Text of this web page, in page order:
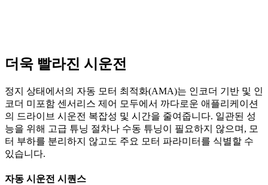
더욱 빨라진 시운전
정지 상태에서의 자동 모터 최적화(AMA)는 인코더 기반 및 인
코더 미포함 센서리스 제어 모두에서 까다로운 애플리케이션
의 드라이브 시운전 복잡성 및 시간을 줄여줍니다. 일관된 성
능을 위해 고급 튜닝 절차나 수동 튜닝이 필요하지 않으며, 모
터 부하를 분리하지 않고도 주요 모터 파라미터를 식별할 수
있습니다.
자동 시운전 시퀀스